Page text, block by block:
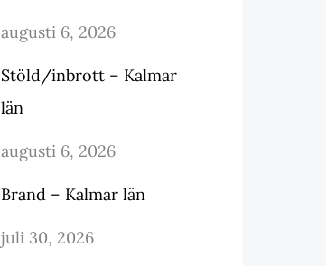
augusti 6, 2026
Stöld/inbrott – Kalmar
län
augusti 6, 2026
Brand – Kalmar län
juli 30, 2026